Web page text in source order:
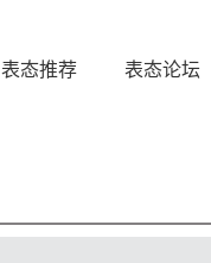
表态推荐 表态论坛